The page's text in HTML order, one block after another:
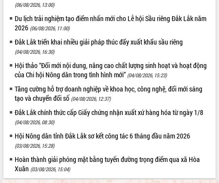
(06/08/2026, 13:00)
Du lịch trải nghiệm tạo điểm nhấn mới cho Lễ hội Sầu riêng Đắk Lắk năm
2026 (06/08/2026, 11:00)
Đắk Lắk triển khai nhiều giải pháp thúc đẩy xuất khẩu sầu riêng
(04/08/2026, 16:30)
Hội thảo “Đổi mới nội dung, nâng cao chất lượng sinh hoạt và hoạt động
của Chi hội Nông dân trong tình hình mới” (04/08/2026, 15:23)
Tăng cường hỗ trợ doanh nghiệp về khoa học, công nghệ, đổi mới sáng
tạo và chuyển đổi số (04/08/2026, 12:37)
Đắk Lắk chính thức cấp Giấy chứng nhận xuất xứ hàng hóa từ ngày 1/8
(04/08/2026, 08:30)
Hội Nông dân tỉnh Đắk Lắk sơ kết công tác 6 tháng đầu năm 2026
(03/08/2026, 15:28)
Hoàn thành giải phóng mặt bằng tuyến đường trọng điểm qua xã Hòa
Xuân (03/08/2026, 15:04)